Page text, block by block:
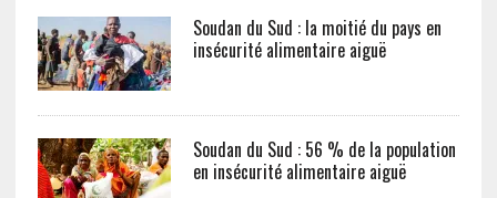
Soudan du Sud : la moitié du pays en
insécurité alimentaire aiguë
Soudan du Sud : 56 % de la population
en insécurité alimentaire aiguë